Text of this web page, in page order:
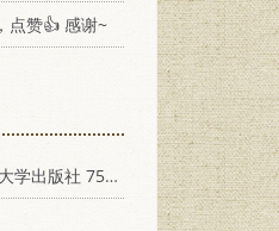
点赞👍 感谢~
社 7563007687